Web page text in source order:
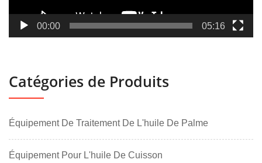
00:00 05:16
Catégories de Produits
Équipement De Traitement De L'huile De Palme
Équipement Pour L'huile De Cuisson